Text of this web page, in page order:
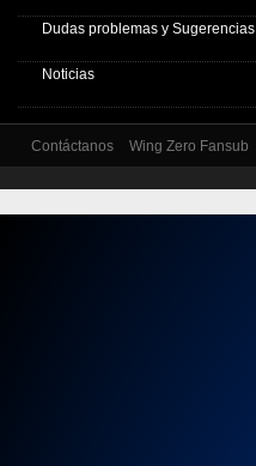
Dudas problemas y Sugerencias
Noticias
Contáctanos Wing Zero Fansub